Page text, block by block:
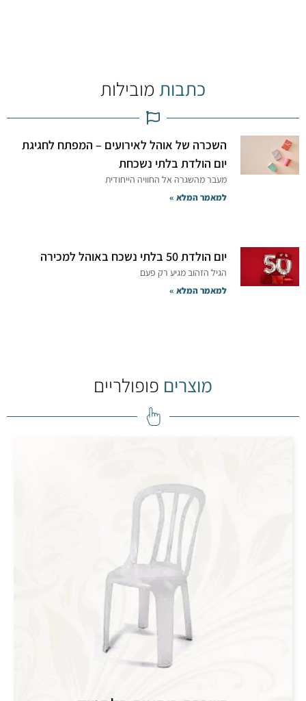
כתבות מובילות
השכרה של אוהל לאירועים – המפתח לחגיגת
יום הולדת בלתי נשכחת
מעבר מהשגרה אל החוויה הייחודית
למאמר המלא »
יום הולדת 50 בלתי נשכח באוהל למכירה
הגיל הזהוב מגיע רק פעם
למאמר המלא »
מוצרים פופולריים